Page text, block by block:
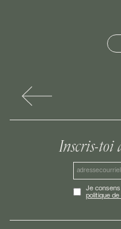
Inscris-toi
Je consens
politique